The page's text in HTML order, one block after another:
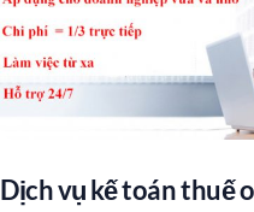
Dịch vụ kế toán thuế